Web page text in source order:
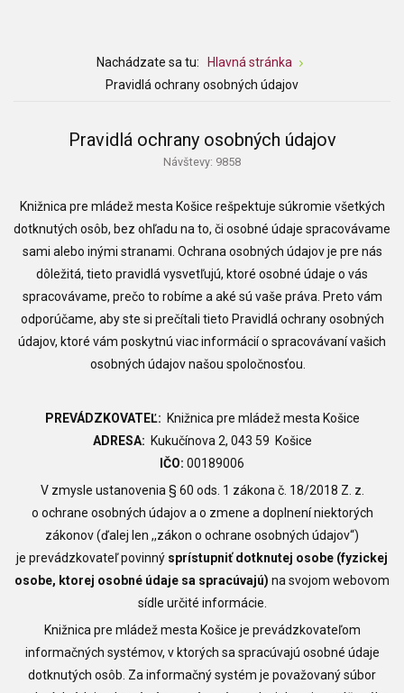
Nachádzate sa tu:
Hlavná stránka
Pravidlá ochrany osobných údajov
Pravidlá ochrany osobných údajov
Návštevy: 9858
Knižnica pre mládež mesta Košice rešpektuje súkromie všetkých
dotknutých osôb, bez ohľadu na to, či osobné údaje spracovávame
sami alebo inými stranami. Ochrana osobných údajov je pre nás
dôležitá, tieto pravidlá vysvetľujú, ktoré osobné údaje o vás
spracovávame, prečo to robíme a aké sú vaše práva. Preto vám
odporúčame, aby ste si prečítali tieto Pravidlá ochrany osobných
údajov, ktoré vám poskytnú viac informácií o spracovávaní vašich
osobných údajov našou spoločnosťou.
PREVÁDZKOVATEĽ: Knižnica pre mládež mesta Košice
ADRESA: Kukučínova 2, 043 59 Košice
IČO: 00189006
V zmysle ustanovenia § 60 ods. 1 zákona č. 18/2018 Z. z.
o ochrane osobných údajov a o zmene a doplnení niektorých
zákonov (ďalej len ,,zákon o ochrane osobných údajov“)
je prevádzkovateľ povinný sprístupniť dotknutej osobe (fyzickej
osobe, ktorej osobné údaje sa spracúvajú) na svojom webovom
sídle určité informácie.
Knižnica pre mládež mesta Košice je prevádzkovateľom
informačných systémov, v ktorých sa spracúvajú osobné údaje
dotknutých osôb. Za informačný systém je považovaný súbor